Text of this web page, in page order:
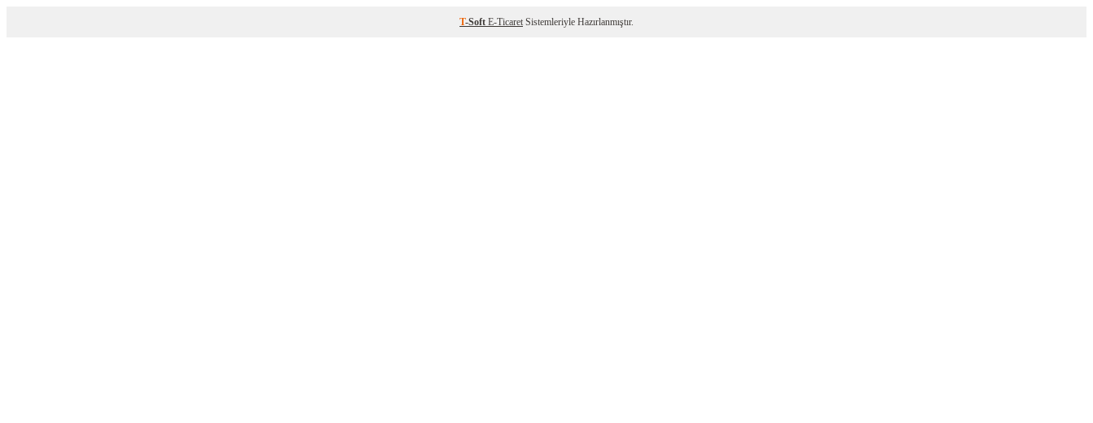
T-Soft E-Ticaret Sistemleriyle Hazırlanmıştır.